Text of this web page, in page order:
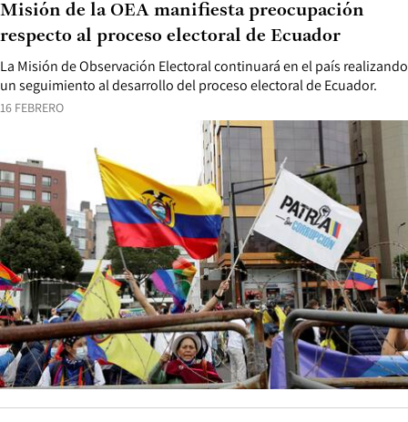
16 FEBRERO
La Misión de Observación Electoral continuará en el país realizando
un seguimiento al desarrollo del proceso electoral de Ecuador.
Misión de la OEA manifiesta preocupación
respecto al proceso electoral de Ecuador